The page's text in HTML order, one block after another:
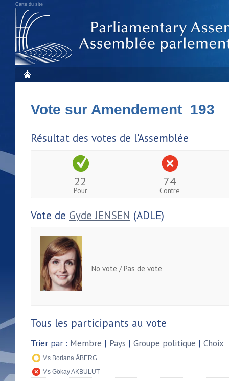
Carte du site
Vote sur Amendement 193
Résultat des votes de l'Assemblée
22
Pour
74
Contre
Vote de Gyde JENSEN (ADLE)
No vote / Pas de vote
Tous les participants au vote
Trier par : Membre | Pays | Groupe politique | Choix
Ms Boriana ÅBERG
Ms Gökay AKBULUT